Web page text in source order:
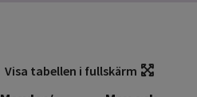
Visa tabellen i fullskärm